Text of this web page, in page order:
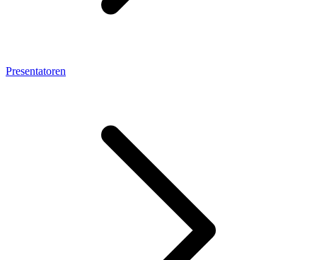
Presentatoren